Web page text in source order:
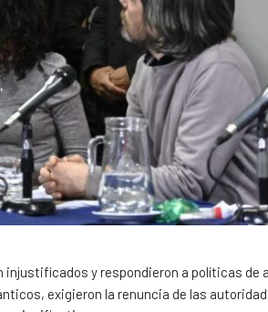
y respondieron a políticas de
exigieron la renuncia de las